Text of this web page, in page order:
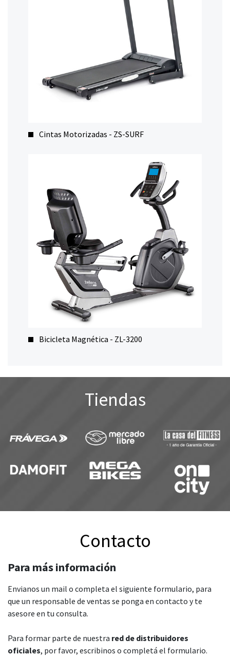
Cintas Motorizadas - ZS-SURF
Bicicleta Magnética - ZL-3200
Tiendas
Contacto
Para más información
Envianos un mail o completa el siguiente formulario, para
que un responsable de ventas se ponga en contacto y te
asesore en tu consulta.
Para formar parte de nuestra red de distribuidores
oficiales, por favor, escribinos o completá el formulario.